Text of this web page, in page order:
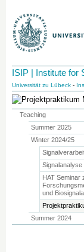
ISIP | Institute for
Universität zu Lübeck -
Teaching
Summer 2025
Winter 2024/25
Signalanalyse
HAT Seminar
und
Summer 2024